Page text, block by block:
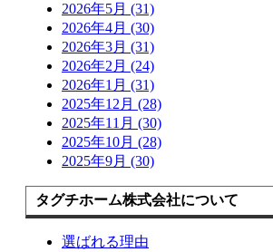
2026年5月 (31)
2026年4月 (30)
2026年3月 (31)
2026年2月 (24)
2026年1月 (31)
2025年12月 (28)
2025年11月 (30)
2025年10月 (28)
2025年9月 (30)
タグチホーム株式会社について
選ばれる理由